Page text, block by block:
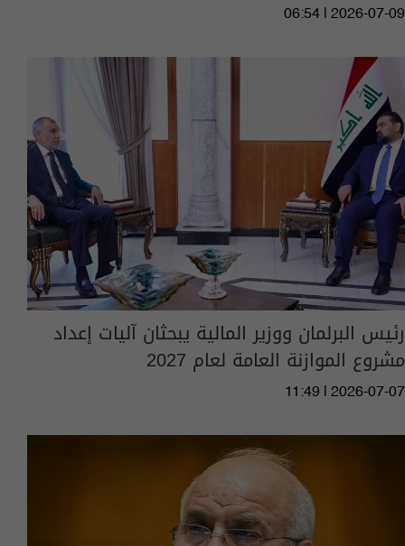
06:54 | 2026-07-09
رئيس البرلمان ووزير المالية يبحثان آليات إعداد
مشروع الموازنة العامة لعام 2027
11:49 | 2026-07-07